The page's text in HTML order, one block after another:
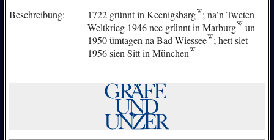
Beschreibung: 1722 grünnt inKeenigsbarg ; na’n Tweten
Weltkrieg 1946 nee grünnt inMarburg
un
1950 ümtagen naBad Wiessee ; hett siet
1956 sien Sitt inMünchen